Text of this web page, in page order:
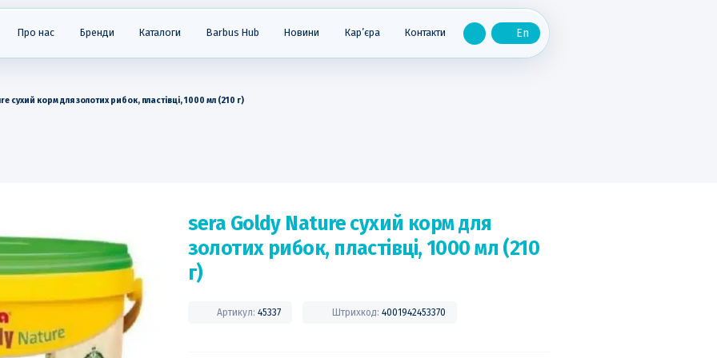
Про нас Бренди Каталоги Barbus Hub Новини Кар’єра Контакти
сухий корм для золотих рибок, пластівці, 1000 мл (210 г)
sera Goldy Nature сухий корм для
золотих рибок, пластівці, 1000 мл (210
г)
Артикул: 45337 Штрихкод: 4001942453370